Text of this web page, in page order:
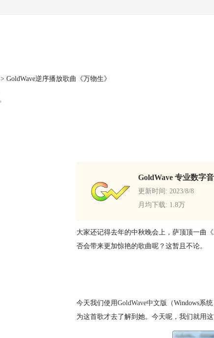
> GoldWave逆序播放歌曲《万物生》
GoldWave 专业数字
更新时间: 2023/8/8
月均下载: 1.8万
大家还记得去年的中秋晚会上，萨顶顶一曲
否会带来更加惊艳的歌曲呢？这暂且不论。
今天我们使用GoldWave中文版
（Windows
为这首歌才去了解到她。今天呢，我们就用